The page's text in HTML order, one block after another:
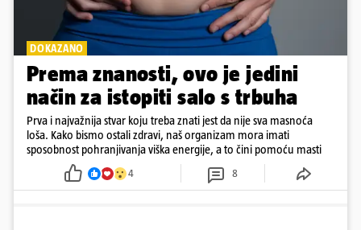
DOKAZANO
Prema znanosti, ovo je jedini
način za istopiti salo s trbuha
Prva i najvažnija stvar koju treba znati jest da nije sva masnoća
loša. Kako bismo ostali zdravi, naš organizam mora imati
sposobnost pohranjivanja viška energije, a to čini pomoću masti
4 8